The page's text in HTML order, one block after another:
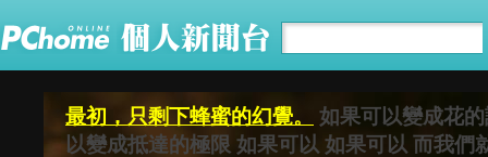
最初，只剩下蜂蜜的幻覺。
如果可以變成花
以變成抵達的極限 如果可以 如果可以 而我